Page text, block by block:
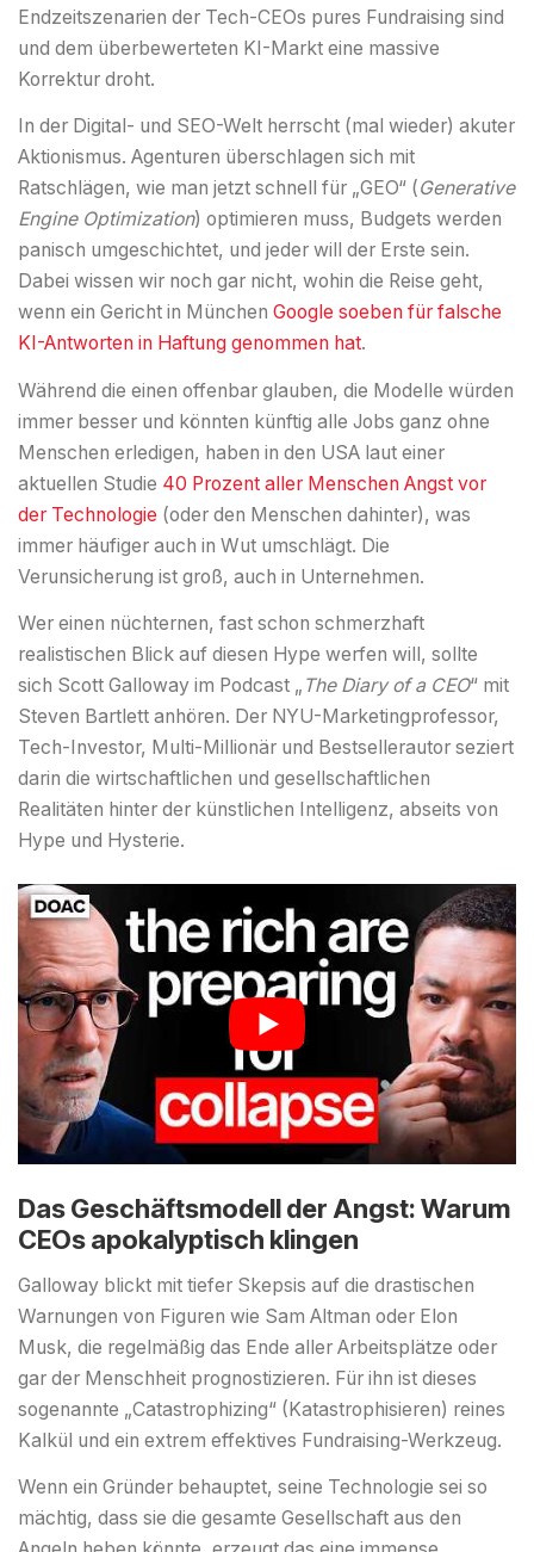
Endzeitszenarien der Tech-CEOs pures Fundraising sind
und dem überbewerteten KI-Markt eine massive
Korrektur droht.
In der Digital- und SEO-Welt herrscht (mal wieder) akuter
Aktionismus. Agenturen überschlagen sich mit
Ratschlägen, wie man jetzt schnell für „GEO“ (Generative
Engine Optimization) optimieren muss, Budgets werden
panisch umgeschichtet, und jeder will der Erste sein.
Dabei wissen wir noch gar nicht, wohin die Reise geht,
wenn ein Gericht in München Google soeben für falsche
KI-Antworten in Haftung genommen hat.
Während die einen offenbar glauben, die Modelle würden
immer besser und könnten künftig alle Jobs ganz ohne
Menschen erledigen, haben in den USA laut einer
aktuellen Studie 40 Prozent aller Menschen Angst vor
der Technologie (oder den Menschen dahinter), was
immer häufiger auch in Wut umschlägt. Die
Verunsicherung ist groß, auch in Unternehmen.
Wer einen nüchternen, fast schon schmerzhaft
realistischen Blick auf diesen Hype werfen will, sollte
sich Scott Galloway im Podcast „ The Diary of a CEO“ mit
Steven Bartlett anhören. Der NYU-Marketingprofessor,
Tech-Investor, Multi-Millionär und Bestsellerautor seziert
darin die wirtschaftlichen und gesellschaftlichen
Realitäten hinter der künstlichen Intelligenz, abseits von
Hype und Hysterie.
Das Geschäftsmodell der Angst: Warum
CEOs apokalyptisch klingen
Galloway blickt mit tiefer Skepsis auf die drastischen
Warnungen von Figuren wie Sam Altman oder Elon
Musk, die regelmäßig das Ende aller Arbeitsplätze oder
gar der Menschheit prognostizieren. Für ihn ist dieses
sogenannte „Catastrophizing“ (Katastrophisieren) reines
Kalkül und ein extrem effektives Fundraising-Werkzeug.
Wenn ein Gründer behauptet, seine Technologie sei so
mächtig, dass sie die gesamte Gesellschaft aus den